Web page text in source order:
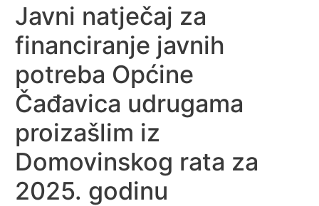
Javni natječaj za
financiranje javnih
potreba Općine
Čađavica udrugama
proizašlim iz
Domovinskog rata za
2025. godinu